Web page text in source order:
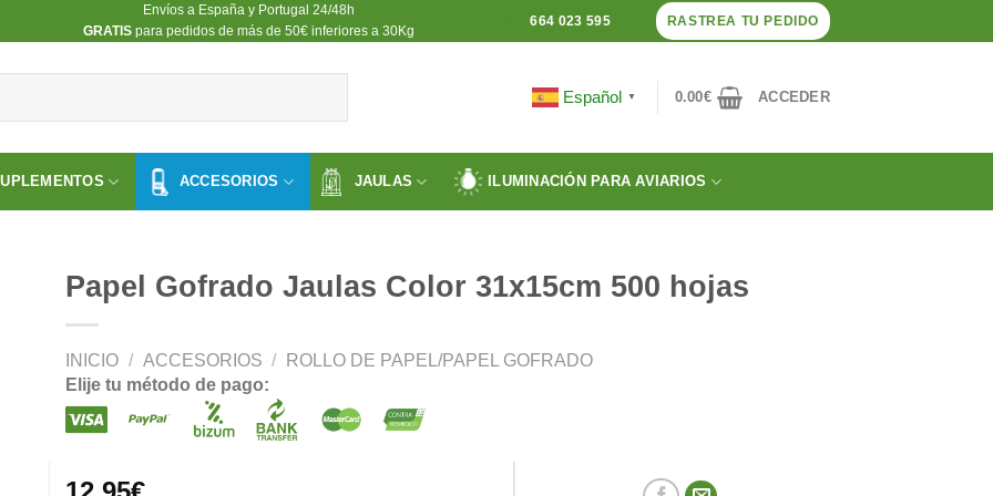
Envíos a España y Portugal 24/48h
​GRATISpara pedidos de más de 50€ inferiores a 30Kg
664 023 595 RASTREA TU PEDIDO
Español ▼ 0.00€ ACCEDER
ACCESORIOS JAULAS ILUMINACIÓN PARA AVIARIOS
Papel Gofrado Jaulas Color 31x15cm 500 hojas
INICIO / ACCESORIOS /
ROLLO DE PAPEL/PAPEL GOFRADO
Elije tu método de pago: